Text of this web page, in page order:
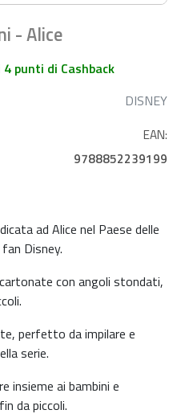
- Alice
punti di Cashback
DISNEY
EAN:
9788852239199
ad Alice nel Paese delle
Disney.
con angoli stondati,
perfetto da impilare e
serie.
insieme ai bambini e
da piccoli.